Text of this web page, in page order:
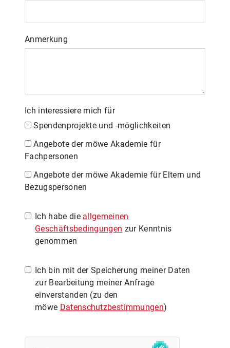
Anmerkung
Ich interessiere mich für
Spendenprojekte und -möglichkeiten
Angebote der möwe Akademie für
Fachpersonen
Angebote der möwe Akademie für Eltern und
Bezugspersonen
Ich habe die allgemeinen
Geschäftsbedingungen zur Kenntnis
genommen
Ich bin mit der Speicherung meiner Daten
zur Bearbeitung meiner Anfrage
einverstanden (zu den
möwe Datenschutzbestimmungen)